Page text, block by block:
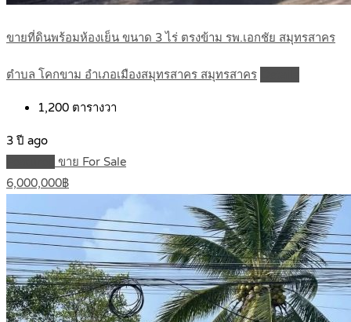
ขายที่ดินพร้อมห้องเย็น ขนาด 3 ไร่ ตรงข้าม รพ.เอกชัย สมุทรสาคร
ตำบล โคกขาม อำเภอเมืองสมุทรสาคร สมุทรสาคร
1,200 ตารางวา
3 ปี ago
ขาย For Sale
6,000,000฿